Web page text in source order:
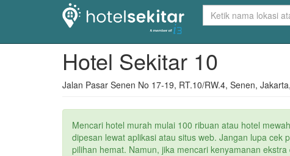
Hotel Sekitar 10
Jalan Pasar Senen No 17-19, RT.10/RW.4, Senen,
Mencari hotel murah mulai 100 ribuan atau hotel
dipesan lewat aplikasi atau situs web. Jangan lupa
pilihan hemat. Namun, jika mencari kenyamanan